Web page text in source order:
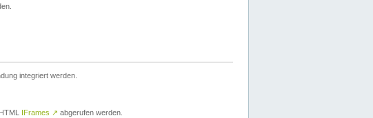
integriert werden.
IFrames ↗ abgerufen werden.